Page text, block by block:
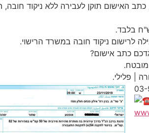
האישום תוקן לעבירה ללא ניקוד חובה,
לרישום ניקוד חובה במשרד הרישוי.
כתב אישום?
מובטח.
| פלילי.